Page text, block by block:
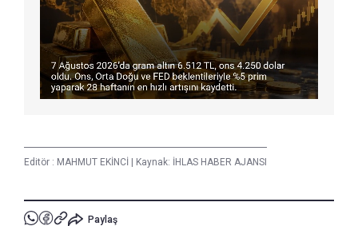
Editör : MAHMUT EKİNCİ Kaynak: İHLAS HABER AJANSI
Paylaş